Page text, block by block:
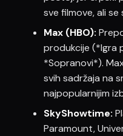
sve filmove, ali
Max (HBO):
produkcije (*Igra
*Sopranovi*).
svih sadržaja na
najpopularnijim
SkyShowtime:
Paramount,